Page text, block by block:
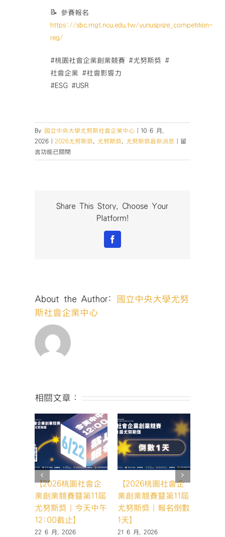
📝 參賽報名
https://sbc.mgt.ncu.edu.tw/yunusprize_competition-
reg/
#桃園社會企業創業競賽 #尤努斯獎 #
社會企業 #社會影響力
#ESG #USR
By 國立中央大學尤努斯社會企業中心
10 6 月,
2026
2026尤努斯獎, 尤努斯獎, 尤努斯獎最新消息
在
桃
屆
整
理】〉
中
留
言功能已關閉
Share This Story, Choose Your
Platform!
Facebook
About the Author:
國立中央大學尤努
斯社會企業中心
相關文章：
【2026桃園社會企
業創業競賽暨第11屆
尤努斯獎｜今天中午
12:00截止】
22 6 月, 2026
【2026桃園社會企
業創業競賽暨第11屆
尤努斯獎｜報名倒數
1天】
21 6 月, 2026